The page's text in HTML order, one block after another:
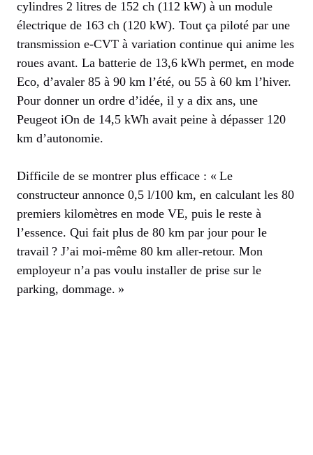
cylindres 2 litres de 152 ch (112 kW) à un module
électrique de 163 ch (120 kW). Tout ça piloté par une
transmission e-CVT à variation continue qui anime les
roues avant. La batterie de 13,6 kWh permet, en mode
Eco, d’avaler 85 à 90 km l’été, ou 55 à 60 km l’hiver.
Pour donner un ordre d’idée, il y a dix ans, une
Peugeot iOn de 14,5 kWh avait peine à dépasser 120
km d’autonomie.
Difficile de se montrer plus efficace : « Le
constructeur annonce 0,5 l/100 km, en calculant les 80
premiers kilomètres en mode VE, puis le reste à
l’essence. Qui fait plus de 80 km par jour pour le
travail ? J’ai moi-même 80 km aller-retour. Mon
employeur n’a pas voulu installer de prise sur le
parking, dommage. »